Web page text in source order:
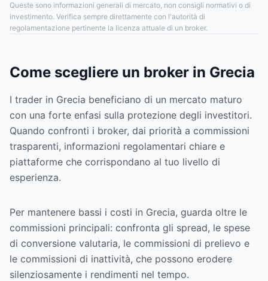
Queste sono informazioni generali di mercato, non consigli normativi o di
investimento. Verifica sempre direttamente con l'autorità di
regolamentazione pertinente la licenza attuale di un broker.
Come scegliere un broker in Grecia
I trader in Grecia beneficiano di un mercato maturo
con una forte enfasi sulla protezione degli investitori.
Quando confronti i broker, dai priorità a commissioni
trasparenti, informazioni regolamentari chiare e
piattaforme che corrispondano al tuo livello di
esperienza.
Per mantenere bassi i costi in Grecia, guarda oltre le
commissioni principali: confronta gli spread, le spese
di conversione valutaria, le commissioni di prelievo e
le commissioni di inattività, che possono erodere
silenziosamente i rendimenti nel tempo.